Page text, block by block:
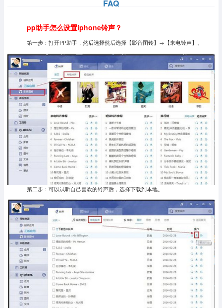
FAQ
pp助手怎么设置iphone铃声？
第一步：打开PP助手，然后选择然后选择【影音图铃】→【来电铃声】。
第二步：可以试听自己喜欢的铃声后，选择下载到本地。